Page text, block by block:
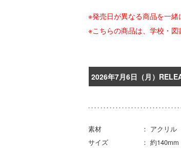
※発売日が異なる商品を一緒
※こちらの商品は、学校・図
2026年7月6日（月）
素材 ： アクリル
サイズ ： 約140mm（